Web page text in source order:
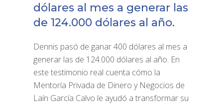
dólares al mes a generar las
de 124.000 dólares al año.
Dennis pasó de ganar 400 dólares al mes a
generar las de 124.000 dólares al año. En
este testimonio real cuenta cómo la
Mentoría Privada de Dinero y Negocios de
Laín García Calvo le ayudó a transformar su